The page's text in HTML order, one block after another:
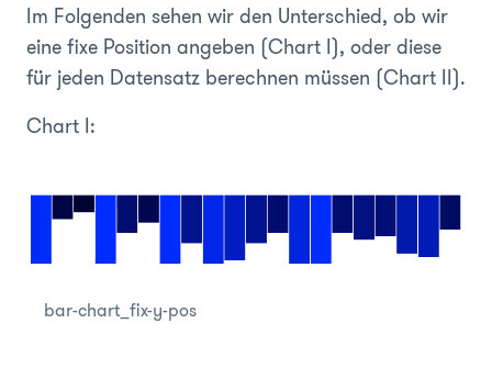
Im Folgenden sehen wir den Unterschied, ob wir
eine fixe Position angeben (Chart I), oder diese
für jeden Datensatz berechnen müssen (Chart II).
Chart I:
bar-chart_fix-y-pos